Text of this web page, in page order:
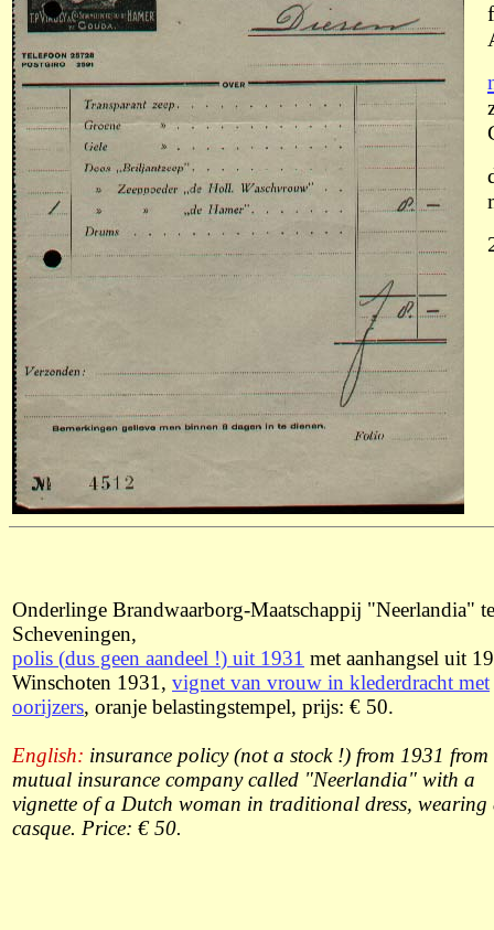
Onderlinge Brandwaarborg-Maatschappij "Neerlandia" te
Scheveningen,
polis (dus geen aandeel !) uit 1931 met aanhangsel uit
Winschoten 1931, vignet van vrouw in klederdracht met
oorijzers, oranje belastingstempel, prijs: € 50.
English: insurance policy (not a stock !) from 1931 from
mutual insurance company called "Neerlandia" with a
vignette of a Dutch woman in traditional dress, wearing
casque. Price: € 50.